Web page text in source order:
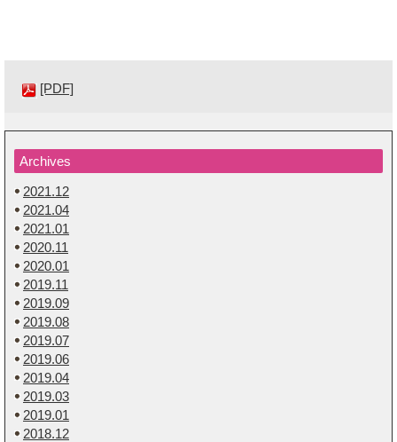
[PDF]
Archives
2021.12
2021.04
2021.01
2020.11
2020.01
2019.11
2019.09
2019.08
2019.07
2019.06
2019.04
2019.03
2019.01
2018.12